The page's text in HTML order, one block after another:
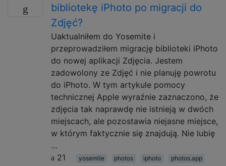
bibliotekę iPhoto po migracji do
Zdjęć?
Uaktualniłem do Yosemite i
przeprowadziłem migrację biblioteki iPhoto
do nowej aplikacji Zdjęcia. Jestem
zadowolony ze Zdjęć i nie planuję powrotu
do iPhoto. W tym artykule pomocy
technicznej Apple wyraźnie zaznaczono, że
zdjęcia tak naprawdę nie istnieją w dwóch
miejscach, ale pozostawia niejasne miejsce,
w którym faktycznie się znajdują. Nie lubię
…
21
yosemite photos iphoto photos.app